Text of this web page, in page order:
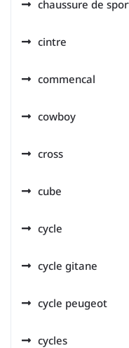
chaussure de
cintre
commencal
cowboy
cross
cube
cycle
cycle gitane
cycle peugeot
cycles